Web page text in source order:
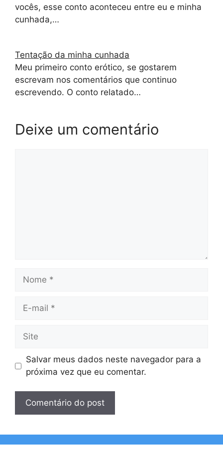
vocês, esse conto aconteceu entre eu e minha
cunhada,…
Tentação da minha cunhada
Meu primeiro conto erótico, se gostarem
escrevam nos comentários que continuo
escrevendo. O conto relatado…
Deixe um comentário
Nome
Site
Salvar meus dados neste navegador para a
próxima vez que eu comentar.